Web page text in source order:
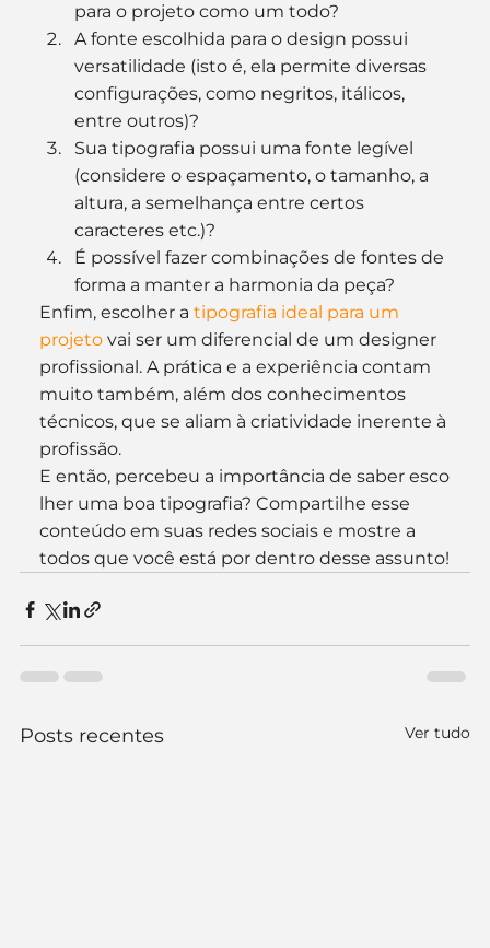
para o projeto como um todo?
A fonte escolhida para o design possui
versatilidade (isto é, ela permite diversas
configurações, como negritos, itálicos,
entre outros)?
Sua tipografia possui uma fonte legível
(considere o espaçamento, o tamanho, a
altura, a semelhança entre certos
caracteres etc.)?
É possível fazer combinações de fontes de
forma a manter a harmonia da peça?
Enfim, escolher a tipografia ideal para um
projeto vai ser um diferencial de um designer
profissional. A prática e a experiência contam
muito também, além dos conhecimentos
técnicos, que se aliam à criatividade inerente à
profissão.
E então, percebeu a importância de saber esco
lher uma boa tipografia? Compartilhe esse
conteúdo em suas redes sociais e mostre a
todos que você está por dentro desse assunto!
Posts recentes Ver tudo